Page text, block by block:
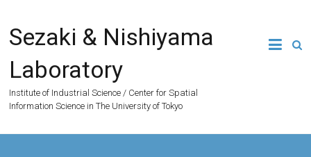
content
Sezaki & Nishiyama
Laboratory
Institute of Industrial Science / Center for Spatial
Information Science in The University of Tokyo